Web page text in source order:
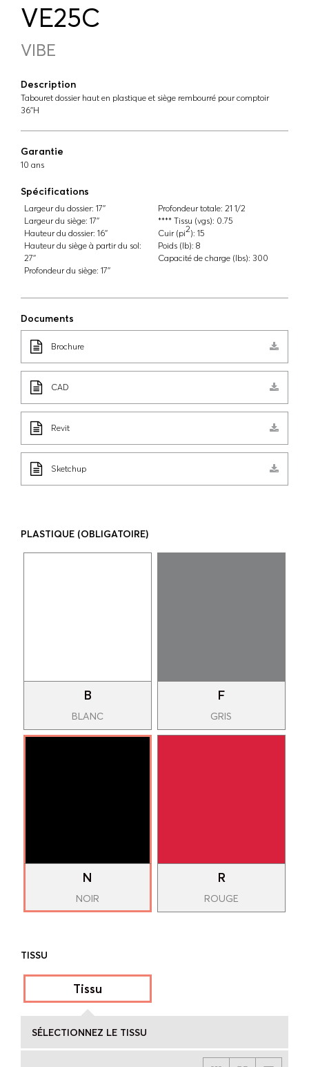
VE25C
VIBE
Description
Tabouret dossier haut en plastique et siège rembourré pour comptoir
36''H
Garantie
10 ans
Spécifications
Largeur du dossier: 17''
Largeur du siège: 17''
Hauteur du dossier: 16''
Hauteur du siège à partir du sol:
27''
Profondeur du siège: 17''
Profondeur totale: 21 1/2
**** Tissu (vgs): 0.75
Cuir (pi2): 15
Poids (lb): 8
Capacité de charge (lbs): 300
Documents
Brochure
CAD
Revit
Sketchup
PLASTIQUE (OBLIGATOIRE)
B
BLANC
F
GRIS
N
NOIR
R
ROUGE
TISSU
Tissu
SÉLECTIONNEZ LE TISSU